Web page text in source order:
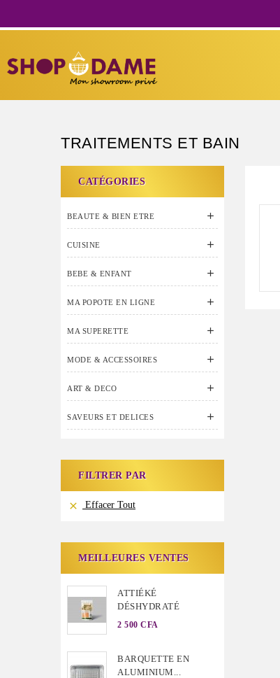
TRAITEMENTS ET BAIN
CATÉGORIES
BEAUTE & BIEN ETRE 
CUISINE 
BEBE & ENFANT 
MA POPOTE EN LIGNE 
MA SUPERETTE 
MODE & ACCESSOIRES 
ART & DECO 
SAVEURS ET DELICES 
FILTRER PAR
 Effacer Tout
MEILLEURES VENTES
ATTIÉKÉ
DÉSHYDRATÉ
2 500 CFA
BARQUETTE EN
ALUMINIUM...